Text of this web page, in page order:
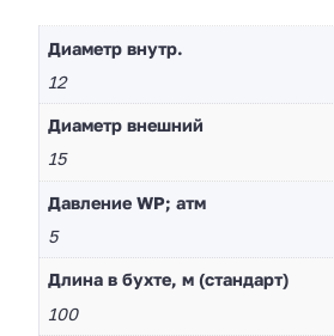
Диаметр внутр.
12
Диaметр внешний
15
Давление WP; атм
5
Длина в бухте, м (стандарт)
100